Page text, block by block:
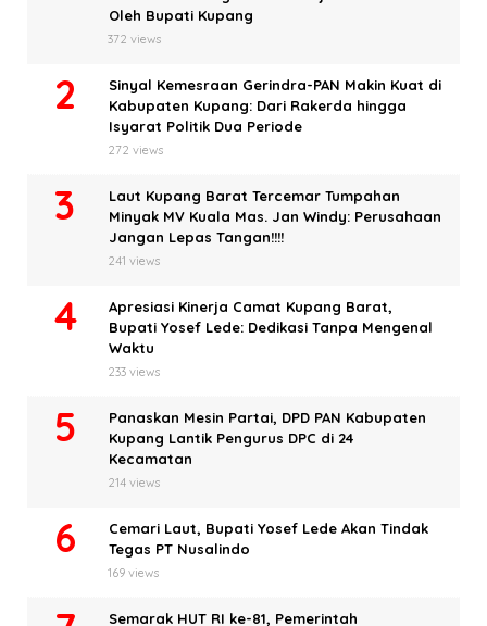
Oleh Bupati Kupang
372 views
Sinyal Kemesraan Gerindra-PAN Makin Kuat di
Kabupaten Kupang: Dari Rakerda hingga
Isyarat Politik Dua Periode
272 views
Laut Kupang Barat Tercemar Tumpahan
Minyak MV Kuala Mas. Jan Windy: Perusahaan
Jangan Lepas Tangan!!!!
241 views
Apresiasi Kinerja Camat Kupang Barat,
Bupati Yosef Lede: Dedikasi Tanpa Mengenal
Waktu
233 views
Panaskan Mesin Partai, DPD PAN Kabupaten
Kupang Lantik Pengurus DPC di 24
Kecamatan
214 views
Cemari Laut, Bupati Yosef Lede Akan Tindak
Tegas PT Nusalindo
169 views
Semarak HUT RI ke-81, Pemerintah